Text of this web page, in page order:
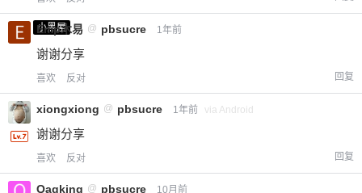
小黑屋
Emp木易 @ pbsucre 1年前
谢谢分享
喜欢 反对 回复
xiongxiong @ pbsucre 1年前 via Android
谢谢分享
喜欢 反对 回复
Qaqking @ pbsucre 10月前